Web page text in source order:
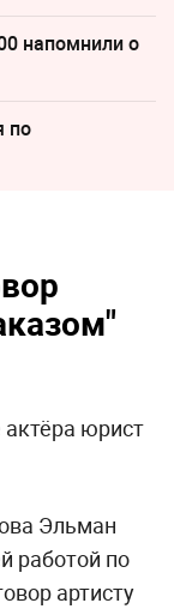
напомнили о
по
юрист
Эльман
работой по
артисту